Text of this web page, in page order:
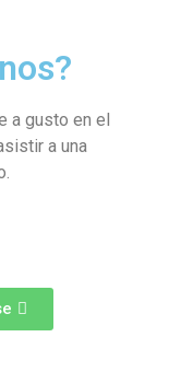
a gusto en el
a una